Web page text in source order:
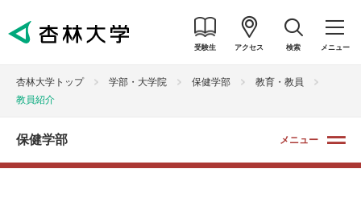
受験生 アクセス 検索 メニュー
杏林大学トップ 学部・大学院 保健学部
教育・教員
教員紹介
保健学部 メニュー